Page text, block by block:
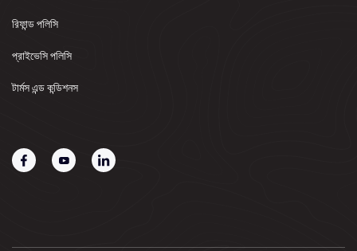
রিফান্ড পলিসি
প্রাইভেসি পলিসি
টার্মস এন্ড কন্ডিশনস